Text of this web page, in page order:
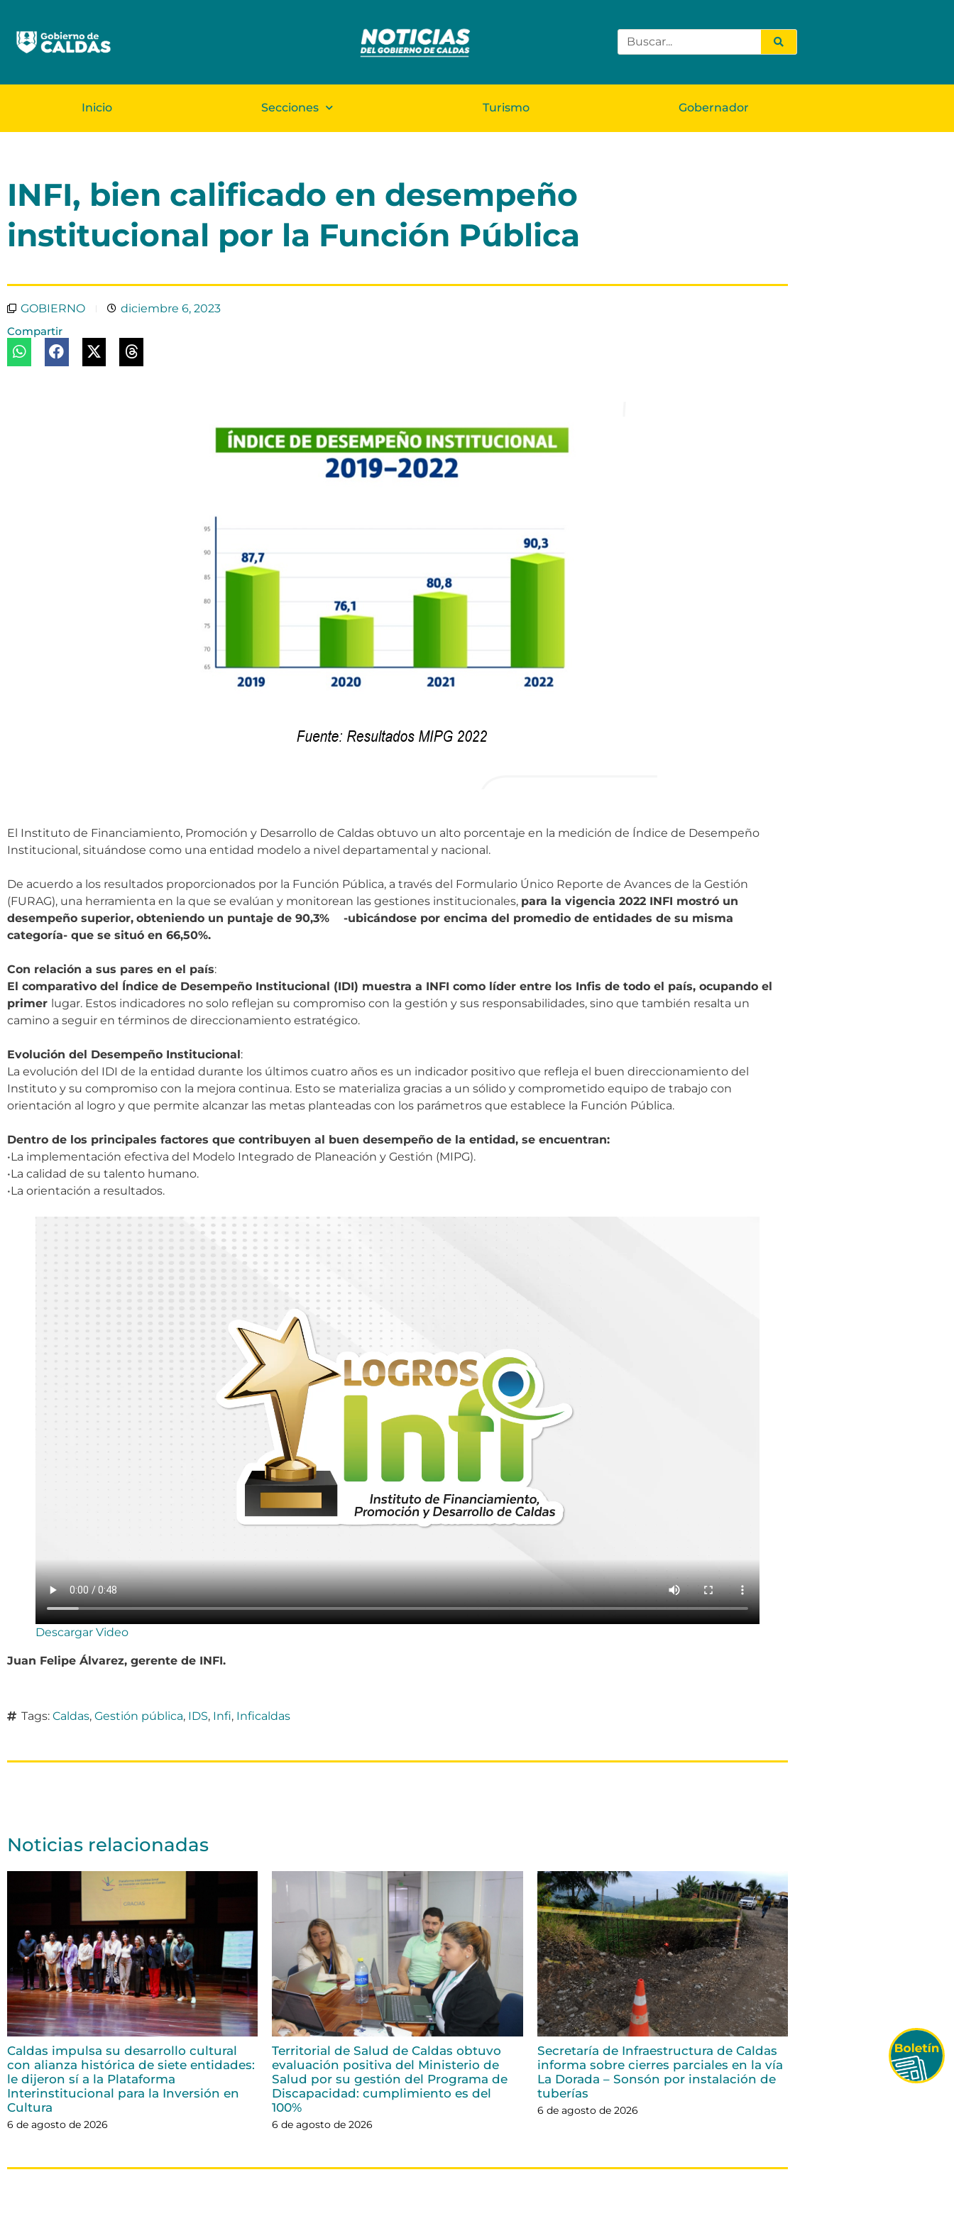
Inicio Secciones Turismo Gobernador
INFI, bien calificado en desempeño
institucional por la Función Pública
GOBIERNO
diciembre 6, 2023
Compartir
El Instituto de Financiamiento, Promoción y Desarrollo de Caldas obtuvo un alto porcentaje en la medición de Índice de Desempeño
Institucional, situándose como una entidad modelo a nivel departamental y nacional.
De acuerdo a los resultados proporcionados por la Función Pública, a través del Formulario Único Reporte de Avances de la Gestión
(FURAG), una herramienta en la que se evalúan y monitorean las gestiones institucionales, para la vigencia 2022 INFI mostró un
desempeño superior, obteniendo un puntaje de 90,3% -ubicándose por encima del promedio de entidades de su misma
categoría- que se situó en 66,50%.
Con relación a sus pares en el país:
El comparativo del Índice de Desempeño Institucional (IDI) muestra a INFI como líder entre los Infis de todo el país, ocupando el
primer lugar. Estos indicadores no solo reflejan su compromiso con la gestión y sus responsabilidades, sino que también resalta un
camino a seguir en términos de direccionamiento estratégico.
Evolución del Desempeño Institucional:
La evolución del IDI de la entidad durante los últimos cuatro años es un indicador positivo que refleja el buen direccionamiento del
Instituto y su compromiso con la mejora continua. Esto se materializa gracias a un sólido y comprometido equipo de trabajo con
orientación al logro y que permite alcanzar las metas planteadas con los parámetros que establece la Función Pública.
Dentro de los principales factores que contribuyen al buen desempeño de la entidad, se encuentran:
•La implementación efectiva del Modelo Integrado de Planeación y Gestión (MIPG).
•La calidad de su talento humano.
•La orientación a resultados.
Descargar Video
Juan Felipe Álvarez, gerente de INFI.
Tags: Caldas, Gestión pública, IDS, Infi, Inficaldas
Noticias relacionadas
Caldas impulsa su desarrollo cultural
con alianza histórica de siete entidades:
le dijeron sí a la Plataforma
Interinstitucional para la Inversión en
Cultura
6 de agosto de 2026
Territorial de Salud de Caldas obtuvo
evaluación positiva del Ministerio de
Salud por su gestión del Programa de
Discapacidad: cumplimiento es del
100%
6 de agosto de 2026
Secretaría de Infraestructura de Caldas
informa sobre cierres parciales en la vía
La Dorada – Sonsón por instalación de
tuberías
6 de agosto de 2026